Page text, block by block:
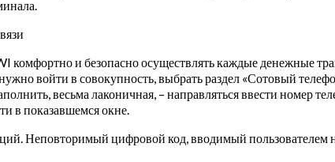
комфортно и безопасно осуществлять каждые денежные
войти в совокупность, выбрать раздел «Сотовый
весьма лаконичная, – направляться ввести номер
в показавшемся окне.
Неповторимый цифровой код, вводимый